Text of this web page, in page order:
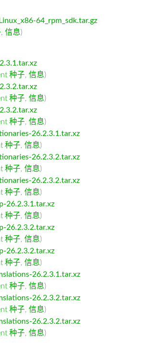
64_rpm_sdk.tar.gz
, 信息)
种子, 信息)
种子, 信息)
种子, 信息)
26.2.3.1.tar.xz
种子, 信息)
26.2.3.2.tar.xz
种子, 信息)
26.2.3.2.tar.xz
种子, 信息)
26.2.3.1.tar.xz
种子, 信息)
26.2.3.2.tar.xz
种子, 信息)
26.2.3.2.tar.xz
种子, 信息)
26.2.3.1.tar.xz
种子, 信息)
26.2.3.2.tar.xz
种子, 信息)
26.2.3.2.tar.xz
种子, 信息)